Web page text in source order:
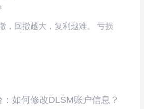
，回撤越大，复利越难。 亏损
如何修改DLSM账户信息？